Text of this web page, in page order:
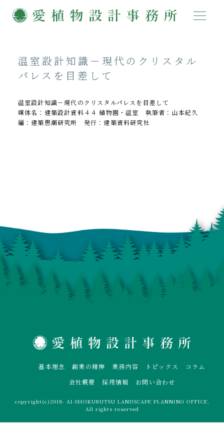
温室設計知識－現代のクリスタル
パレスを目差して
温室設計知識－現代のクリスタルパレスを目差して
媒体名：建築設計資料４４ 植物園・温室 執筆者：山本紀久
編：建築思潮研究所 発行：建築資料研究社
基本理念 創業の精神 業務内容 トピックス
コラム
会社概要
採用情報 お問い合わせ
copyright(c)2018- AI-SHOKUBUTSU LANDSCAPE PLANNING OFFICE.
All rights reserved